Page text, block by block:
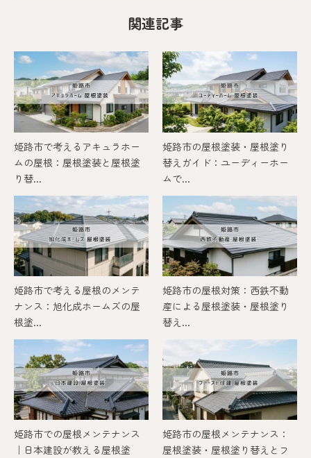
関連記事
姫路市で考えるアキュラホー
ムの屋根：屋根塗装と屋根塗
り替...
姫路市の屋根塗装・屋根塗り
替えガイド：ユーディーホー
ムで...
姫路市で考える屋根のメンテ
ナンス：旭化成ホームズの屋
根塗...
姫路市の屋根対策：西鉄不動
産による屋根塗装・屋根塗り
替え...
姫路市での屋根メンテナンス
｜日本建設が教える屋根塗
姫路市の屋根メンテナンス：
屋根塗装・屋根塗り替えとフ